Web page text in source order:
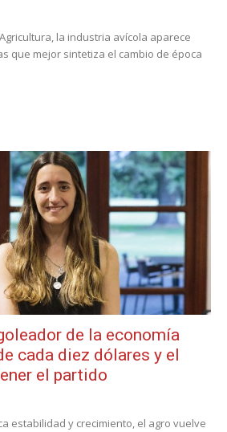
la industria avícola aparece
que mejor sintetiza el cambio de época
de la economía
cada diez dólares y el
el partido
estabilidad y crecimiento, el agro vuelve